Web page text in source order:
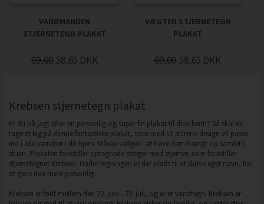
VANDMANDEN
STJERNETEGN PLAKAT
69,00 58,65 DKK
VÆGTEN STJERNETEGN
PLAKAT
69,00 58,65 DKK
Krebsen stjernetegn plakat
Er du på jagt efter en personlig og super fin plakat til dine børn? Så skal du
tage et kig på denne fantastiske plakat, som med sit stilrene design vil passe
ind i alle værelser i dit hjem. Måske vælger I at have dem hængt op samlet i
stuen. Plakaten forestiller optegnede streger med stjerner, som forestiller
stjernetegnet Krebsen. Under tegningen er der plads til at skrive eget navn, for
at gøre den mere personlig.
Krebsen er født mellem den 22. juni - 22. juli, og er et vandtegn. Krebsen er